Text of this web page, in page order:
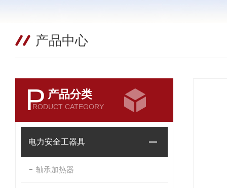
产品中心
P 产品分类
RODUCT CATEGORY
电力安全工器具
轴承加热器